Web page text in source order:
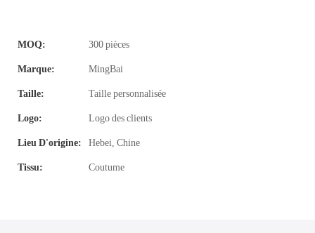
MOQ: 300 pièces
Marque: MingBai
Taille: Taille personnalisée
Logo: Logo des clients
Lieu D'origine: Hebei, Chine
Tissu: Coutume